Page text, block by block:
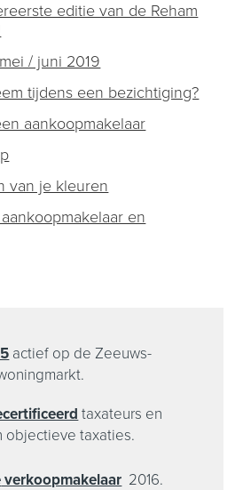
editie van de Reham
/ juni 2019
tijdens een bezichtiging?
aankoopmakelaar
van je kleuren
en
actief op de Zeeuws-
taxateurs en
objectieve taxaties.
verkoopmakelaar 2016.